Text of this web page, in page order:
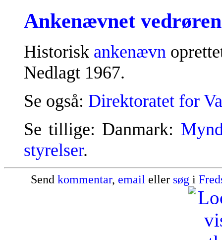
Ankenævnet
Historisk ankenævn
Nedlagt 1967.
Se også: Direktoratet for
Se tillige: Danmark:
styrelser.
Send kommentar, email eller søg i